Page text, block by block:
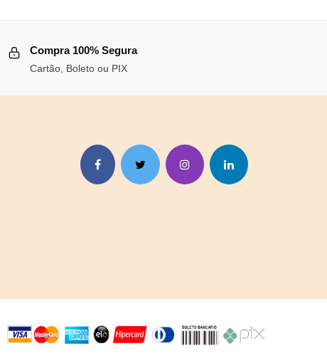
Compra 100% Segura
Cartão, Boleto ou PIX